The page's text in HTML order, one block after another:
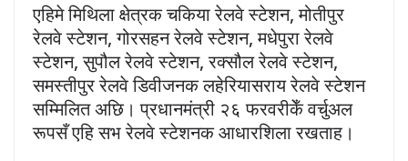
एहिमे मिथिला क्षेत्रक चकिया रेलवे स्टेशन, मोतीपुर
रेलवे स्टेशन, गोरसहन रेलवे स्टेशन, मधेपुरा रेलवे
स्टेशन, सुपौल रेलवे स्टेशन, रक्सौल रेलवे स्टेशन,
समस्तीपुर रेलवे डिवीजनक लहेरियासराय रेलवे स्टेशन
सम्मिलित अछि। प्रधानमंत्री २६ फरवरीकेँ वर्चुअल
रूपसँ एहि सभ रेलवे स्टेशनक आधारशिला रखताह।